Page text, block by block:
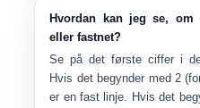
Hvordan kan jeg se, om
eller fastnet?
Se på det første ciffer i
Hvis det begynder med 2
er en fast linje. Hvis det